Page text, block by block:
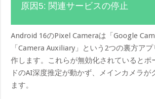
原因5: 関連サービスの停止
Android 16のPixel Cameraは「Google
「Camera Auxiliary」という2つの裏方ア
作します。これらが無効化されているとポ
ドのAI深度推定が動かず、メインカメラが
ます。